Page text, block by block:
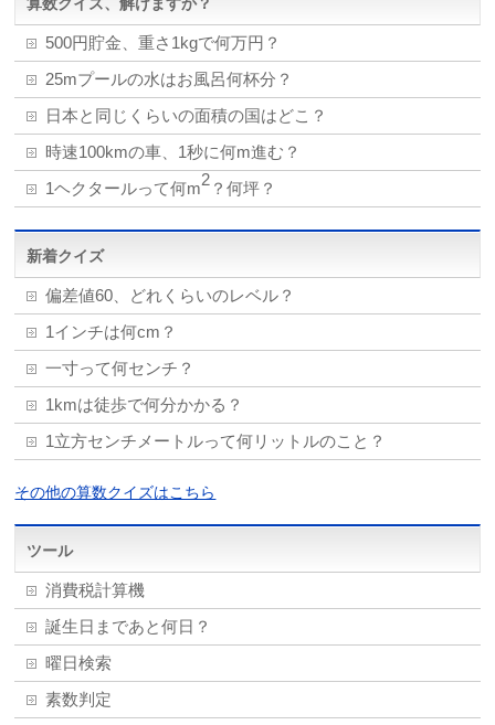
500円貯金、重さ1kgで何万円？
25mプールの水はお風呂何杯分？
日本と同じくらいの面積の国はどこ？
時速100kmの車、1秒に何m進む？
1ヘクタールって何m2 ？何坪？
新着クイズ
偏差値60、どれくらいのレベル？
1インチは何cm？
一寸って何センチ？
1kmは徒歩で何分かかる？
1立方センチメートルって何リットルのこと？
その他の算数クイズはこちら
ツール
消費税計算機
誕生日まであと何日？
曜日検索
素数判定